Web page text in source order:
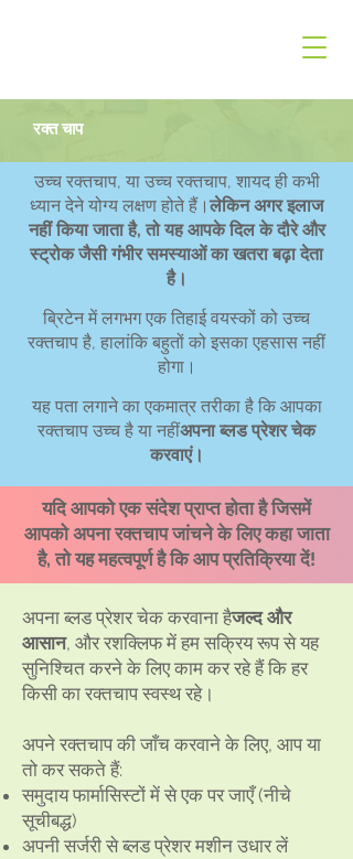
रक्त चाप
उच्च रक्तचाप, या उच्च रक्तचाप, शायद ही कभी
ध्यान देने योग्य लक्षण होते हैं। लेकिन अगर इलाज
नहीं किया जाता है, तो यह आपके दिल के दौरे और
स्ट्रोक जैसी गंभीर समस्याओं का खतरा बढ़ा देता
है।
ब्रिटेन में लगभग एक तिहाई वयस्कों को उच्च
रक्तचाप है, हालांकि बहुतों को इसका एहसास नहीं
होगा।
यह पता लगाने का एकमात्र तरीका है कि आपका
रक्तचाप उच्च है या नहींअपना ब्लड प्रेशर चेक
करवाएं।
यदि आपको एक संदेश प्राप्त होता है जिसमें
आपको अपना रक्तचाप जांचने के लिए कहा जाता
है, तो यह महत्वपूर्ण है कि आप प्रतिक्रिया दें!
अपना ब्लड प्रेशर चेक करवाना हैजल्द और
आसान, और रशक्लिफ में हम सक्रिय रूप से यह
सुनिश्चित करने के लिए काम कर रहे हैं कि हर
किसी का रक्तचाप स्वस्थ रहे।
अपने रक्तचाप की जाँच करवाने के लिए, आप या
तो कर सकते हैं:
समुदाय फार्मासिस्टों में से एक पर जाएँ (नीचे
सूचीबद्ध)
अपनी सर्जरी से ब्लड प्रेशर मशीन उधार लें